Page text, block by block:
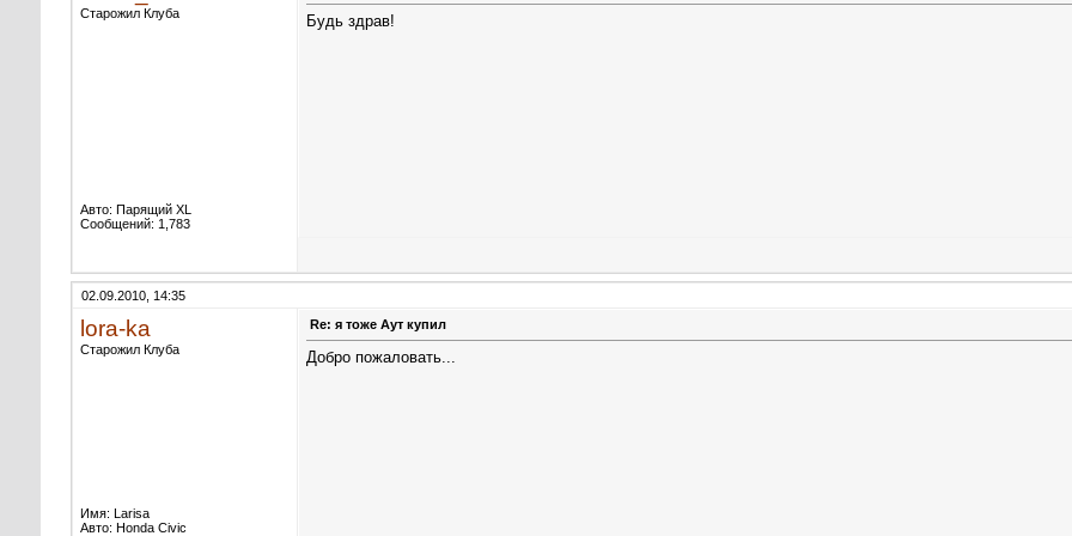
Старожил Клуба
Авто: Парящий XL
Сообщений: 1,783
Будь здрав!
02.09.2010, 14:35
lora-ka
Старожил Клуба
Имя: Larisa
Авто: Honda Civic
Re: я тоже Аут купил
Добро пожаловать...